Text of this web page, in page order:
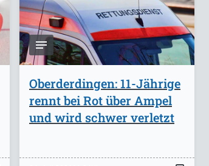
Oberderdingen: 11-Jährige
rennt bei Rot über Ampel
und wird schwer verletzt